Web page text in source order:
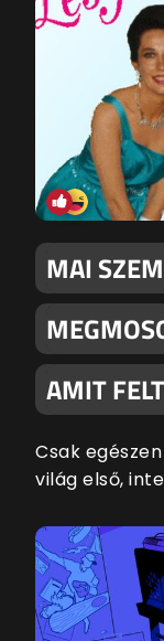
MAI
AMIT
Csak
világ első,